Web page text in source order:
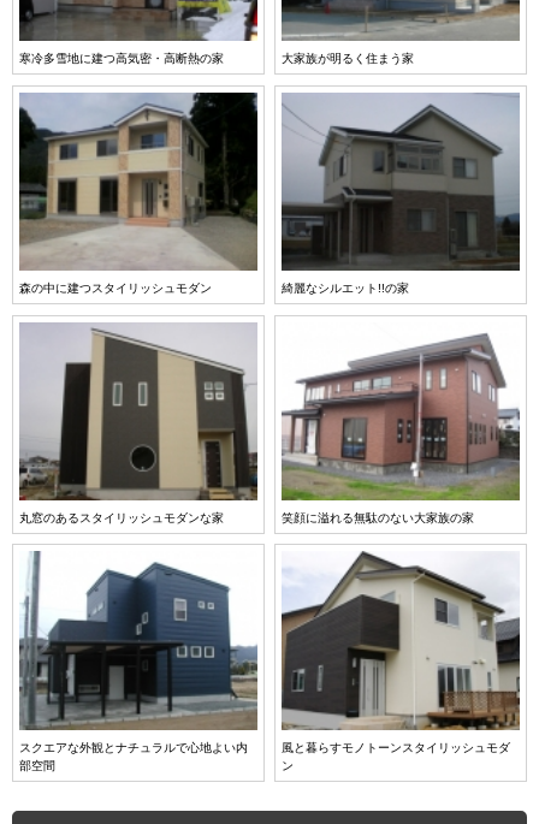
寒冷多雪地に建つ高気密・高断熱の家 大家族が明るく住まう家
森の中に建つスタイリッシュモダン 綺麗なシルエット!!の家
丸窓のあるスタイリッシュモダンな家 笑顔に溢れる無駄のない大家族の家
スクエアな外観とナチュラルで心地よい内
部空間
風と暮らすモノトーンスタイリッシュモダ
ン